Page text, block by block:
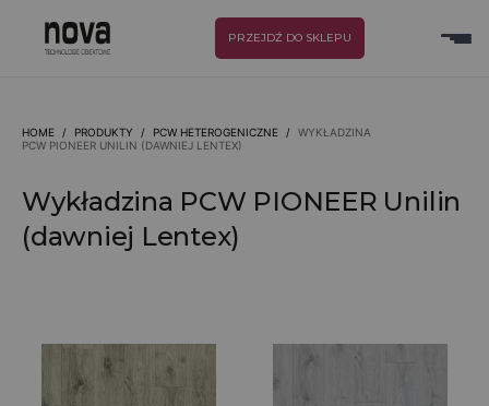
PRZEJDŹ DO SKLEPU
HOME / PRODUKTY / PCW HETEROGENICZNE /
WYKŁADZINA
PCW PIONEER UNILIN (DAWNIEJ LENTEX)
Wykładzina PCW PIONEER Unilin
(dawniej Lentex)